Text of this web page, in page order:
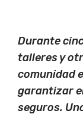
Durante
talleres y
comunidad
garantizar
seguros.